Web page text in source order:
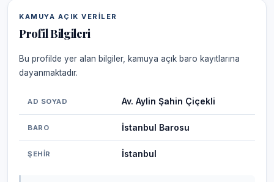
KAMUYA AÇIK VERILER
Profil Bilgileri
Bu profilde yer alan bilgiler, kamuya açık baro kayıtlarına
dayanmaktadır.
AD SOYAD Av. Aylin Şahin Çiçekli
BARO İstanbul Barosu
ŞEHIR İstanbul